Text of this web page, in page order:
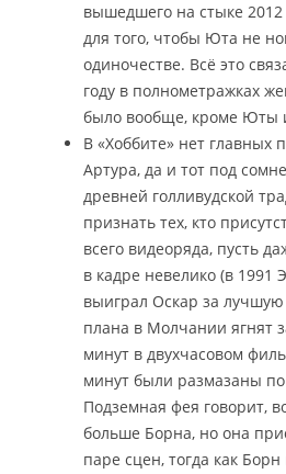
вышедшего на стыке 2012
для того, чтобы Юта не
одиночестве. Всё это
году в полнометражках
было вообще, кроме Юты
В «Хоббите» нет
Артура, да и тот под
древней голливудской
признать тех, кто
всего видеоряда, пусть
в кадре невелико (в 1991
выиграл Оскар за
плана в Молчании ягнят
минут в двухчасовом
минут были размазаны по
Подземная фея говорит,
больше Борна, но она
паре сцен, тогда как Борн